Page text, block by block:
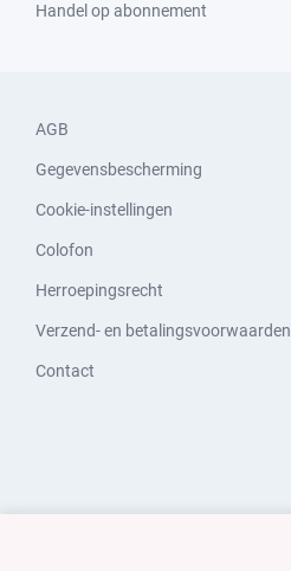
Handel op abonnement
AGB
Gegevensbescherming
Cookie-instellingen
Colofon
Herroepingsrecht
Verzend- en betalingsvoorwaarden
Contact